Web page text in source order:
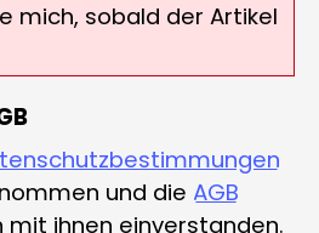
mich, sobald der Artikel
und die AGB
mit ihnen einverstanden.